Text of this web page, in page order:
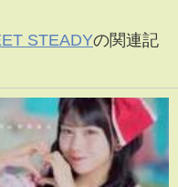
STEADYの関連記